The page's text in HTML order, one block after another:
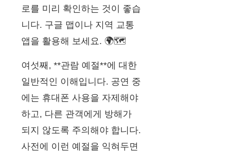
로를 미리 확인하는 것이 좋습
니다. 구글 맵이나 지역 교통
앱을 활용해 보세요. 🌍🗺
여섯째, **관람 예절**에 대한
일반적인 이해입니다. 공연 중
에는 휴대폰 사용을 자제해야
하고, 다른 관객에게 방해가
되지 않도록 주의해야 합니다.
사전에 이런 예절을 익혀두면